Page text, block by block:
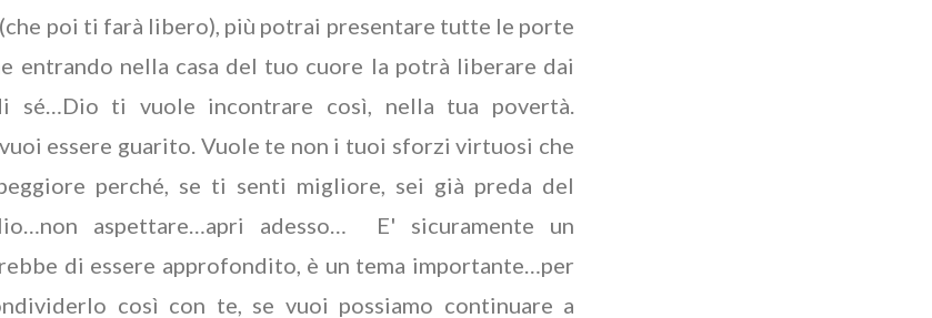
poi ti farà libero), più potrai presentare tutte le porte
entrando nella casa del tuo cuore la potrà liberare dai
sé…Dio ti vuole incontrare così, nella tua povertà.
vuoi essere guarito. Vuole te non i tuoi sforzi virtuosi che
perché, se ti senti migliore, sei già preda del
aspettare…apri adesso… E' sicuramente un
di essere approfondito, è un tema importante…per
così con te, se vuoi possiamo continuare a